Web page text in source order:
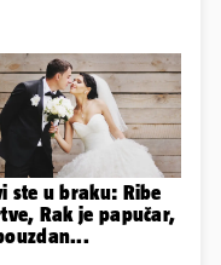
ste u braku: Ribe
Rak je papučar,